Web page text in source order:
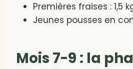
Premières fraises : 1,5
Jeunes pousses en
Mois 7-9 : la